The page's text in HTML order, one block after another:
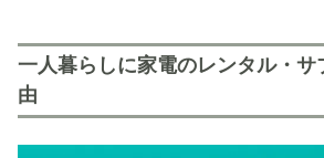
一人暮らしに家電のレンタル・サ
由